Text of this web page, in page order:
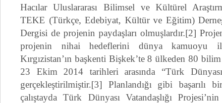
Hacılar Uluslararası Bilimsel ve Kültürel
TEKE (Türkçe, Edebiyat, Kültür ve Eğitim)
Dergisi de projenin paydaşları olmuşlardır.[2]
projenin nihai hedeflerini dünya kamuoyu
Kırgızistan’ın başkenti Bişkek’te 8 ülkeden 80 bilim
23 Ekim 2014 tarihleri arasında “Türk Dünyası
gerçekleştirilmiştir.[3] Planlandığı gibi başarılı
çalıştayda Türk Dünyası Vatandaşlığı